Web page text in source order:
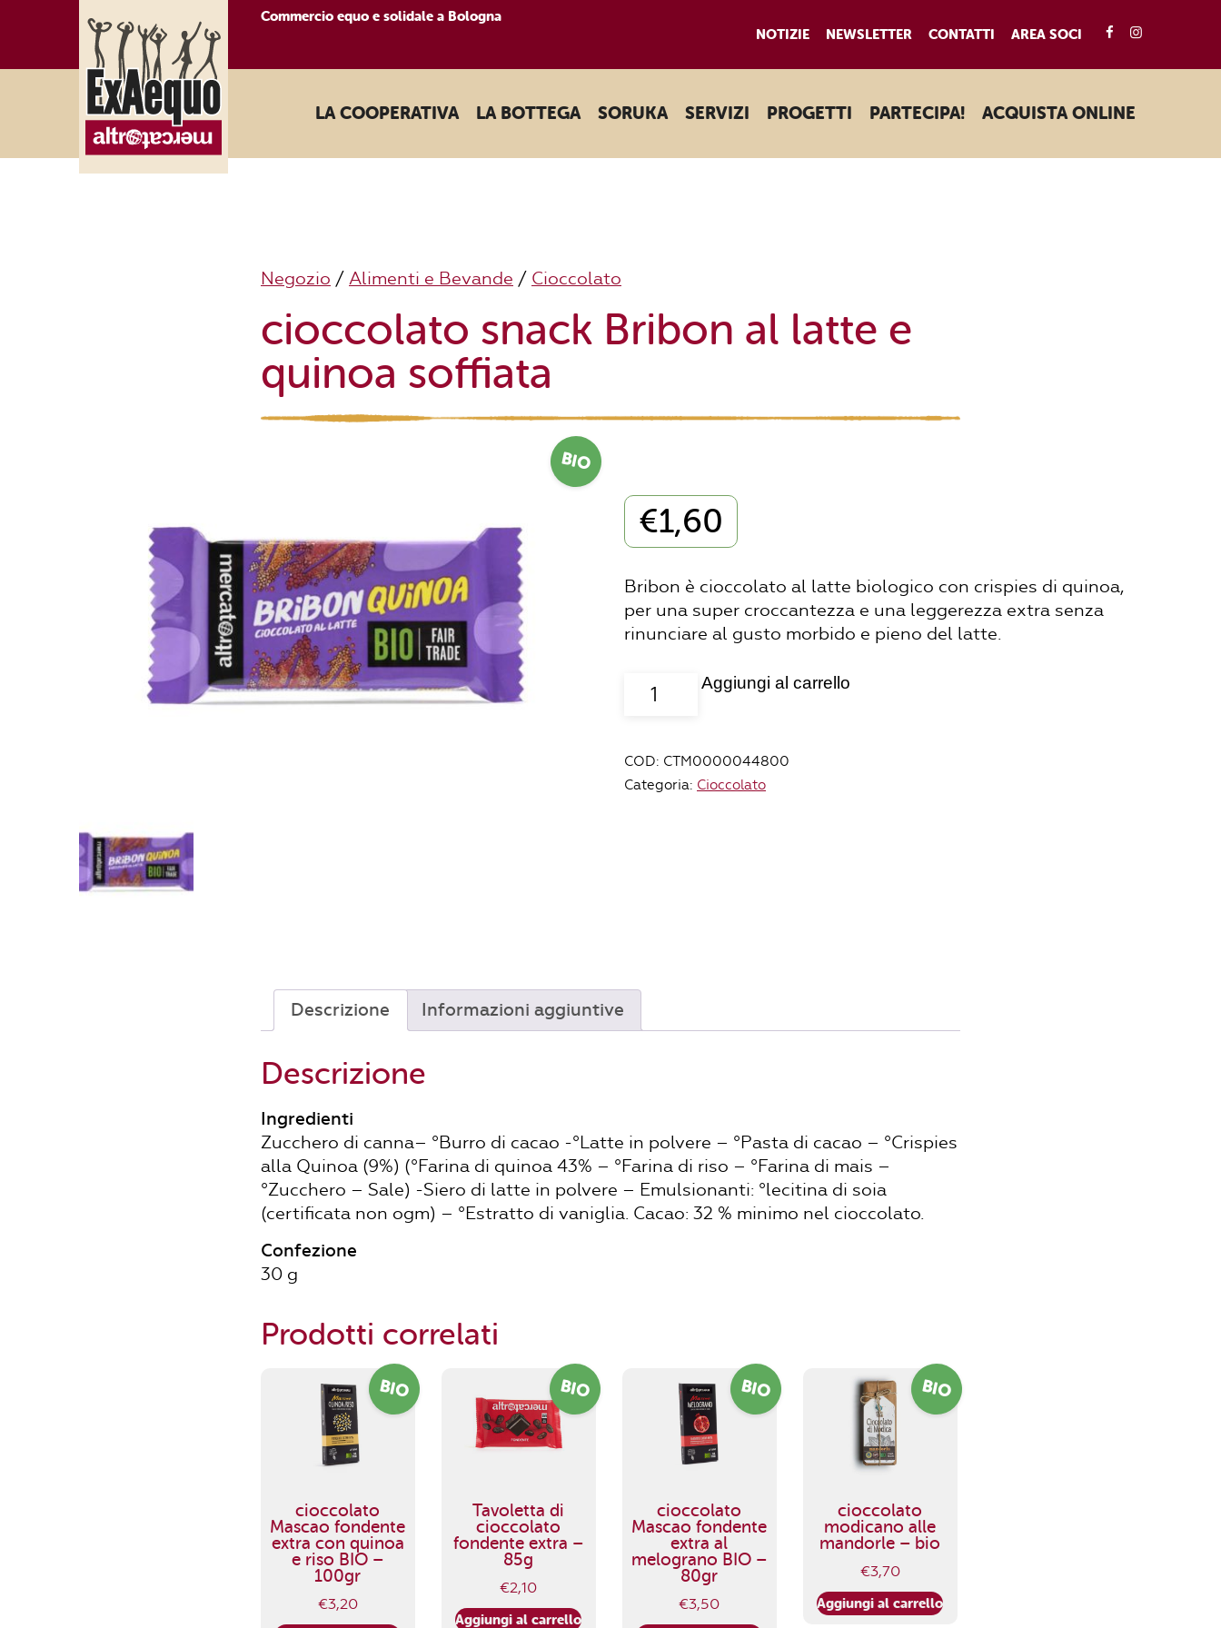
Commercio equo e solidale a Bologna
NOTIZIE
NEWSLETTER CONTATTI AREA SOCI FACEBOOK
LA COOPERATIVA LA BOTTEGA SORUKA SERVIZI PROGETTI PARTECIPA! ACQUISTA ONLINE
Negozio / Alimenti e Bevande / Cioccolato
cioccolato snack Bribon al latte e
quinoa soffiata
BIO
€1,60
Bribon è cioccolato al latte biologico con crispies di quinoa,
per una super croccantezza e una leggerezza extra senza
rinunciare al gusto morbido e pieno del latte.
cioccolato
snack
al
latte
Aggiungi al carrello
COD: CTM0000044800
Categoria: Cioccolato
Descrizione Informazioni aggiuntive
Descrizione
Ingredienti
Zucchero di canna– °Burro di cacao -°Latte in polvere – °Pasta di cacao – °Crispies
alla Quinoa (9%) (°Farina di quinoa 43% – °Farina di riso – °Farina di mais –
°Zucchero – Sale) -Siero di latte in polvere – Emulsionanti: °lecitina di soia
(certificata non ogm) – °Estratto di vaniglia. Cacao: 32 % minimo nel cioccolato.
Confezione
30 g
Prodotti correlati
BIO
cioccolato
Mascao fondente
extra con quinoa
e riso BIO –
100gr
€3,20
BIO
Tavoletta di
cioccolato
fondente extra –
85g
€2,10
Aggiungi al carrello
BIO
cioccolato
Mascao fondente
extra al
melograno BIO –
80gr
€3,50
BIO
cioccolato
modicano alle
mandorle – bio
€3,70
Aggiungi al carrello